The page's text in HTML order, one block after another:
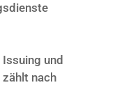
und
nach